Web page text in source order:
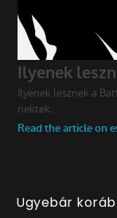
Ugyebár